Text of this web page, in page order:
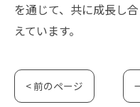
を通じて、共に成長し
えています。
< 前のページ